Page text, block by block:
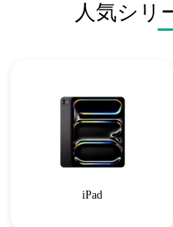
人気シリ
iPad